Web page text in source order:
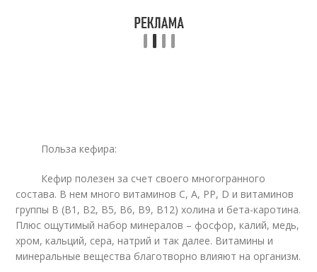
Польза кефира:
Кефир полезен за счет своего многогранного
состава. В нем много витаминов С, А, РР, D и витаминов
группы В (В1, В2, В5, В6, В9, В12) холина и бета-каротина.
Плюс ощутимый набор минералов – фосфор, калий, медь,
хром, кальций, сера, натрий и так далее. Витамины и
минеральные вещества благотворно влияют на организм.